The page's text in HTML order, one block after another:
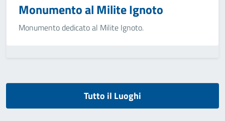
Monumento al Milite Ignoto
Monumento dedicato al Milite Ignoto.
Tutto il Luoghi